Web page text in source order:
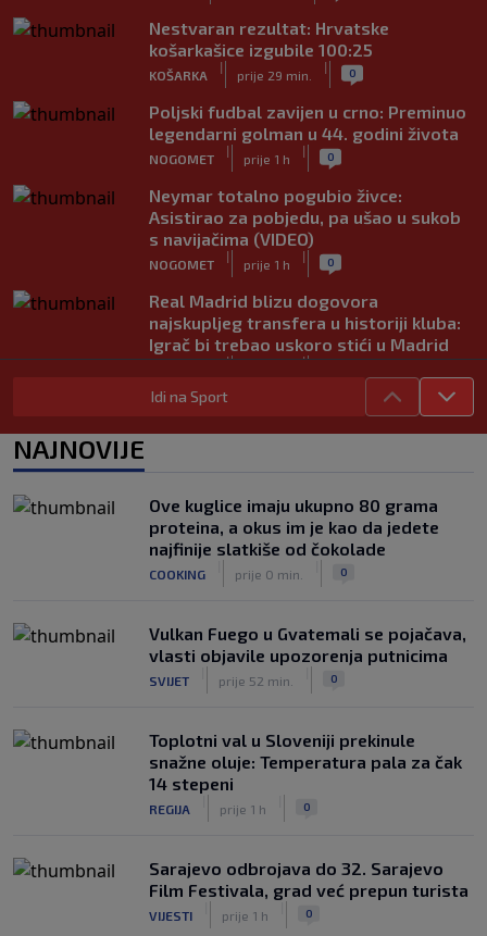
Nestvaran rezultat: Hrvatske
košarkašice izgubile 100:25
KOŠARKA
|
prije 29 min.
| 0
Poljski fudbal zavijen u crno: Preminuo
legendarni golman u 44. godini života
NOGOMET
|
prije 1 h
| 0
Neymar totalno pogubio živce:
Asistirao za pobjedu, pa ušao u sukob
s navijačima (VIDEO)
NOGOMET
|
prije 1 h
| 0
Real Madrid blizu dogovora
najskupljeg transfera u historiji kluba:
Igrač bi trebao uskoro stići u Madrid
| |
Lara Gut-Behrami završila karijeru:
Predsjednik FIFA-e ne odustaje od
svojih planova: Otkriveno šta je
ponudio Marokancima za podršku
NOGOMET prije 2 h
Idi na Sport
NAJNOVIJE
Ove kuglice imaju ukupno 80 grama
proteina, a okus im je kao da jedete
najfinije slatkiše od čokolade
COOKING prije 0 min. 0
Vulkan Fuego u Gvatemali se pojačava,
vlasti objavile upozorenja putnicima
SVIJET prije 52 min. 0
Toplotni val u Sloveniji prekinule
snažne oluje: Temperatura pala za čak
14 stepeni
REGIJA prije 1 h 0
Sarajevo odbrojava do 32. Sarajevo
Film Festivala, grad već prepun turista
VIJESTI prije 1 h 0